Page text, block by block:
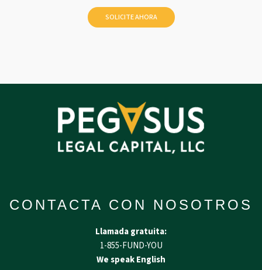
CONTACTA CON NOSOTROS
Llamada gratuita:
1-855-FUND-YOU
We speak English